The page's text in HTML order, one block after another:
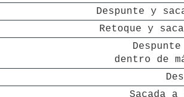
Despunte y
Retoque y
dentro de
Sacada